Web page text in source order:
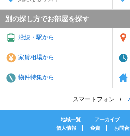
別の探し方でお部屋を探す
沿線・駅から
家賃相場から
物件特集から
スマートフォン
地域一覧 アーカイブ
個人情報
免責 お問